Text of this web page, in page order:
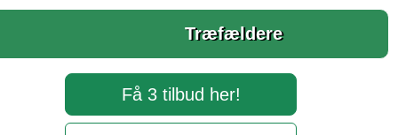
Træfældere
Få 3 tilbud her!